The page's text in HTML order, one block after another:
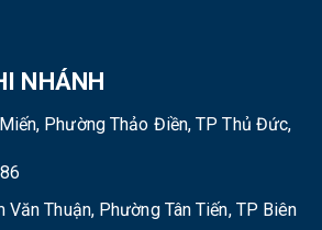
NHÁNH
Phường Thảo Điền, TP Thủ Đức,
Văn Thuận, Phường Tân Tiến, TP Biên